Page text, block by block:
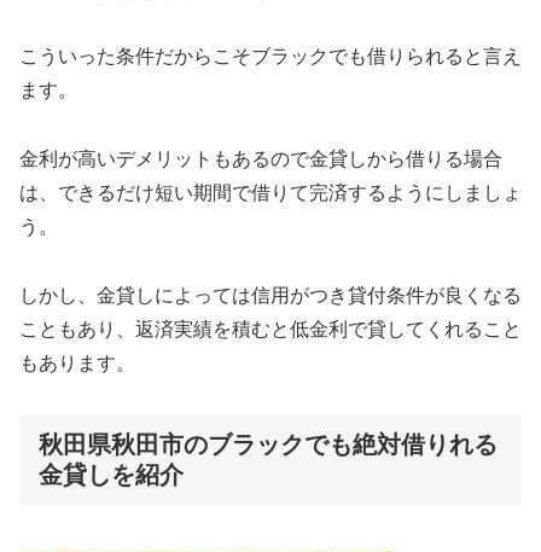
こういった条件だからこそブラックでも借りられると言え
ます。
金利が高いデメリットもあるので金貸しから借りる場合
は、できるだけ短い期間で借りて完済するようにしましょ
う。
しかし、金貸しによっては信用がつき貸付条件が良くなる
こともあり、返済実績を積むと低金利で貸してくれること
もあります。
秋田県秋田市のブラックでも絶対借りれる
金貸しを紹介